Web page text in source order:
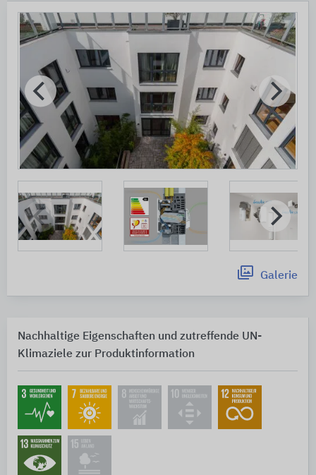
Galerie
Nachhaltige Eigenschaften und zutreffende UN-
Klimaziele zur Produktinformation